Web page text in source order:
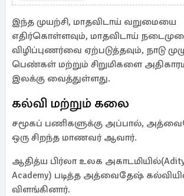
இந்த முயற்சி, மாதவிடாய் வறுமையை
எதிர்கொள்ளவும், மாதவிடாய்
விழிப்புணர்வை ஏற்படுத்தவும், நாடு
பெண்கள் மற்றும் சிறுமிகளை
இலக்கு வைத்துள்ளது.
கல்வி மற்றும் கலை
சமூகப் பணிகளுக்கு அப்பால்,
ஒரு சிறந்த மாணவர் ஆவார்.
ஆதித்ய பிர்லா உலக
Academy) படித்த அத்வைதேஷ்
விளங்கினார்.